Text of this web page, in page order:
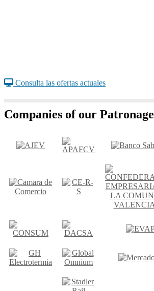
Consulta las ofertas actuales
Companies of our Patronage